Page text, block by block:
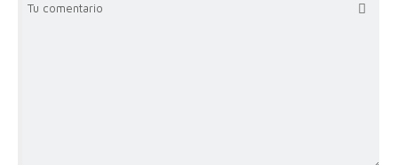
Tu comentario